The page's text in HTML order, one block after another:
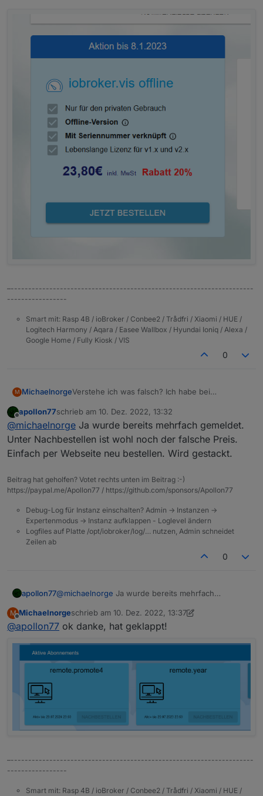
–---------------------------------------------------------------------
-----------------
Smart mit: Rasp 4B / ioBroker / Conbee2 / Trådfri / Xiaomi / HUE /
Logitech Harmony / Aqara / Easee Wallbox / Hyundai Ioniq / Alexa /
Google Home / Fully Kiosk / VIS
0
M MichaelnorgeVerstehe ich was falsch? Ich habe bei
Abonnements gebucht und bezahlt. Wenn ich
nun auf "Nachbestellen" klicke, kostet es mich
44,99 EUR?
lizenz dazu buchen und dann löppt dat?
Offline
apollon77schrieb am 10. Dez. 2022, 13:32
zuletzt editiert von
@michaelnorge Ja wurde bereits mehrfach gemeldet.
Unter Nachbestellen ist wohl noch der falsche Preis.
Einfach per Webseite neu bestellen. Wird gestackt.
Beitrag hat geholfen? Votet rechts unten im Beitrag :-)
https://paypal.me/Apollon77 / https://github.com/sponsors/Apollon77
Debug-Log für Instanz einschalten? Admin -> Instanzen ->
Expertenmodus -> Instanz aufklappen - Loglevel ändern
Logfiles auf Platte /opt/iobroker/log/… nutzen, Admin schneidet
Zeilen ab
0
apollon77@michaelnorge Ja wurde bereits mehrfach
falsche Preis. Einfach per Webseite neu bestellen.
Wird gestackt.
M
Offline
Michaelnorgeschrieb am 10. Dez. 2022, 13:37
zuletzt editiert von Michaelnorge12. Okt. 2022,
@apollon77 ok danke, hat geklappt!
–---------------------------------------------------------------------
-----------------
Smart mit: Rasp 4B / ioBroker / Conbee2 / Trådfri / Xiaomi / HUE /